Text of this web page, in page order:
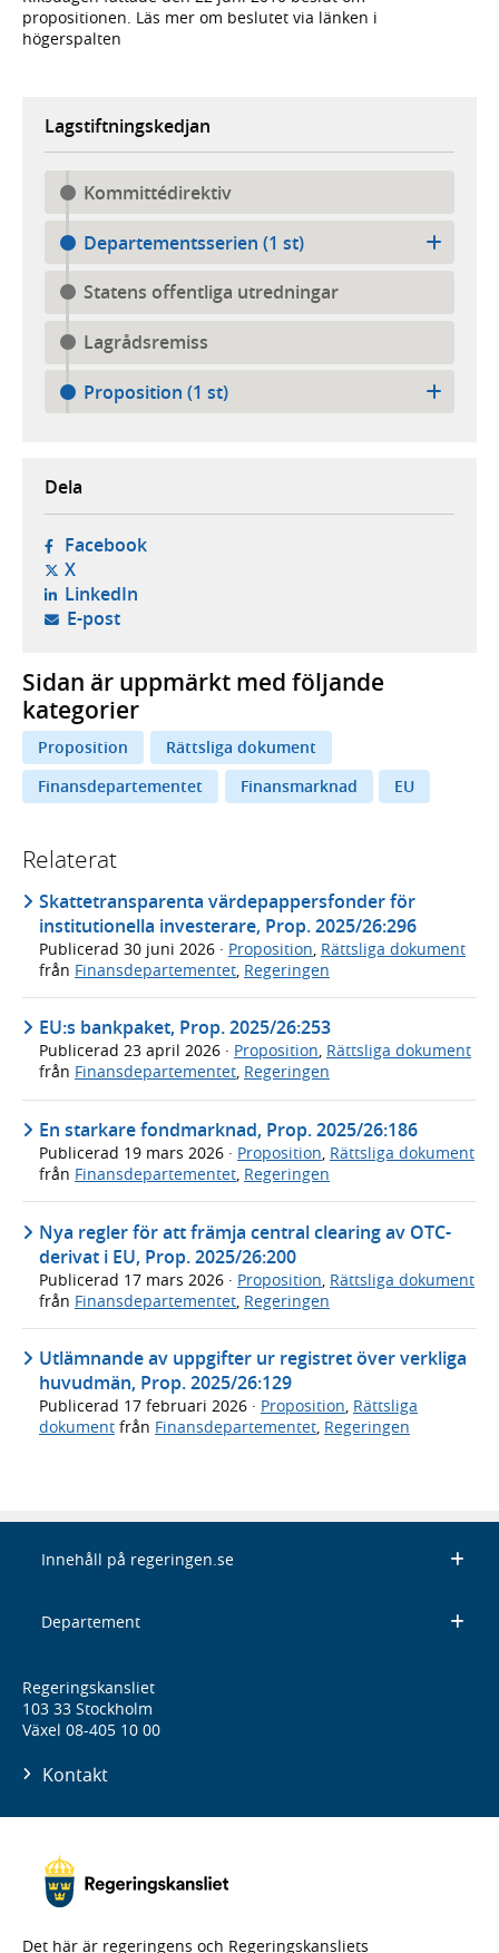
propositionen. Läs mer om beslutet via länken i
högerspalten
Lagstiftningskedjan
Kommittédirektiv
Departementsserien (1 st)
Statens offentliga utredningar
Lagrådsremiss
Proposition (1 st)
Dela
Facebook- öppnas i ny flik, extern webbplats,
X- öppnas i ny flik, extern webbplats,
LinkedIn- öppnas i ny flik, extern webbplats,
E-post- öppnar din e-postklient,
Sidan är uppmärkt med följande
kategorier
Proposition
Rättsliga dokument
Finansdepartementet
Finansmarknad EU
Relaterat
Skattetransparenta värdepappersfonder för
institutionella investerare, Prop. 2025/26:296
Publicerad 30 juni 2026 · Proposition Rättsliga dokument
från Finansdepartementet Regeringen
EU:s bankpaket, Prop. 2025/26:253
Publicerad 23 april 2026 · Proposition, Rättsliga dokument
från Finansdepartementet, Regeringen
En starkare fondmarknad, Prop. 2025/26:186
Publicerad 19 mars 2026 · Proposition, Rättsliga dokument
från Finansdepartementet, Regeringen
Nya regler för att främja central clearing av OTC-
derivat i EU, Prop. 2025/26:200
Publicerad 17 mars 2026 · Proposition Rättsliga dokument
från Finansdepartementet Regeringen
Utlämnande av uppgifter ur registret över verkliga
huvudmän, Prop. 2025/26:129
Publicerad 17 februari 2026 · Proposition, Rättsliga
dokument från Finansdepartementet, Regeringen
Innehåll på regeringen.se
Departement
Regeringskansliet
103 33 Stockholm
Växel 08-405 10 00
Kontakt
Det här är regeringens och Regeringskansliets